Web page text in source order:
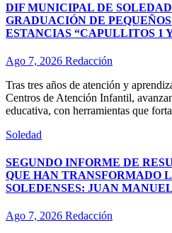
DIF MUNICIPAL DE
GRADUACIÓN DE
ESTANCIAS “CAPULLITOS 1
Ago 7, 2026 Redacción
Tras tres años de atención y
Centros de Atención Infantil,
educativa, con herramientas que
Soledad
SEGUNDO INFORME DE
QUE HAN TRANSFORMADO
SOLEDENSES: JUAN
Ago 7, 2026 Redacción